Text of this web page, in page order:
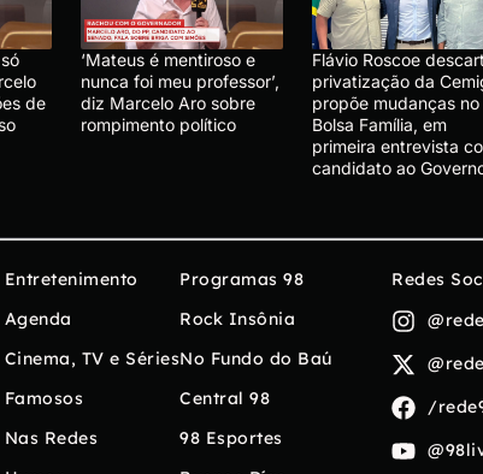
de
‘Mateus é mentiroso e
nunca foi meu professor’,
diz Marcelo Aro sobre
rompimento político
Flávio Roscoe
privatização da
propõe mudanças no
Bolsa Família, em
primeira entrevista
candidato ao
Entretenimento
Agenda
Cinema, TV e Séries
Famosos
Nas Redes
Programas 98
Rock Insônia
No Fundo do Baú
Central 98
98 Esportes
Redes
/